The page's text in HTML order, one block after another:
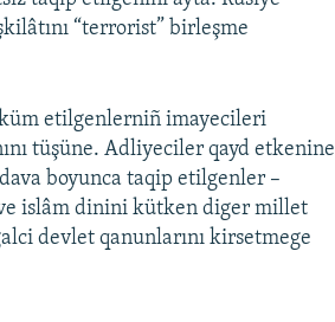
“terrorist” birleşme
etilgenlerniñ imayecileri
tüşüne. Adliyeciler qayd etkenine
boyunca taqip etilgenler –
islâm dinini kütken diger millet
devlet qanunlarını kirsetmege